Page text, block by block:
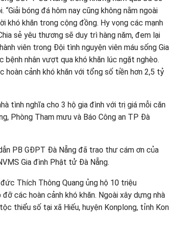
bóng đá hôm nay cũng không nằm ngoài
khó khăn trong cộng đồng. Hy vọng các mạnh
sẻ yêu thương sẽ duy trì hàng năm, đem lại
viên trong Đội tình nguyện viên máu sống Gia
nhân vượt qua khó khăn lúc ngặt nghèo.
cảnh khó khăn với tổng số tiền hơn 2,5 tỷ
tình nghĩa cho 3 hộ gia đình với trị giá mỗi căn
Phòng Tham mưu và Báo Công an TP Đà
PB GĐPT Đà Nẵng đã trao thư cám ơn của
Gia đình Phật tử Đà Nẵng.
Thích Thông Quang ủng hộ 10 triệu
các hoàn cảnh khó khăn. Ngoài xây dựng nhà
thiểu số tại xã Hiếu, huyện Konplong, tỉnh Kon